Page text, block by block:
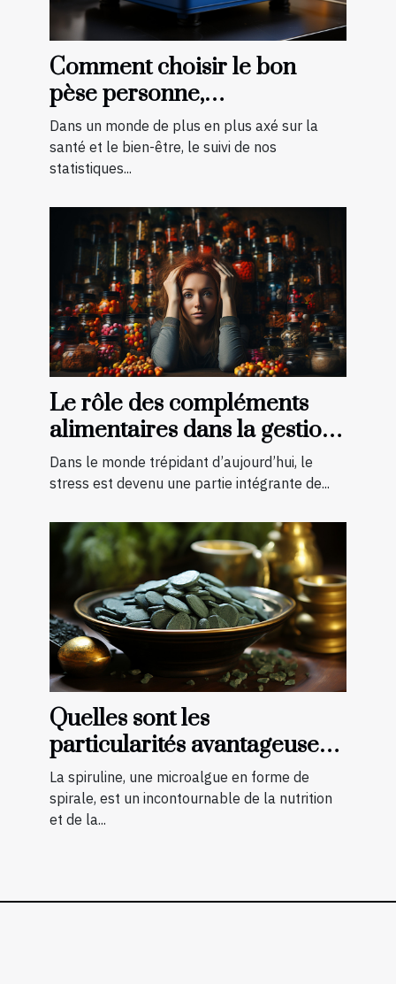
Comment choisir le bon
pèse personne,
impédancemètre et balance
pour vos besoins
Dans un monde de plus en plus axé sur la
santé et le bien-être, le suivi de nos
statistiques...
Le rôle des compléments
alimentaires dans la gestion
du stress
Dans le monde trépidant d’aujourd’hui, le
stress est devenu une partie intégrante de...
Quelles sont les
particularités avantageuses
de la spiruline ?
La spiruline, une microalgue en forme de
spirale, est un incontournable de la nutrition
et de la...